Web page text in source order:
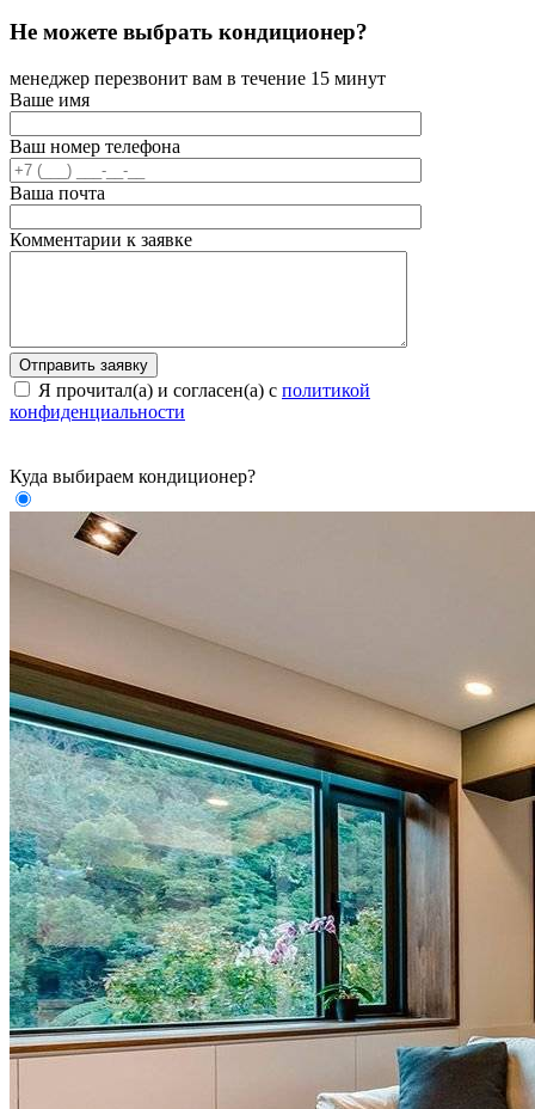
Не можете выбрать кондиционер?
менеджер перезвонит вам в течение 15 минут
Ваше имя
Ваш номер телефона
Ваша почта
Комментарии к заявке
Я прочитал(а) и согласен(а) с политикой
конфиденциальности
Куда выбираем кондиционер?